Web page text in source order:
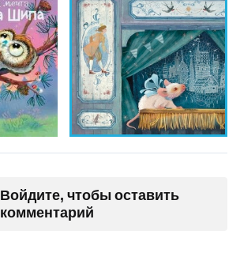
Войдите, чтобы оставить
комментарий